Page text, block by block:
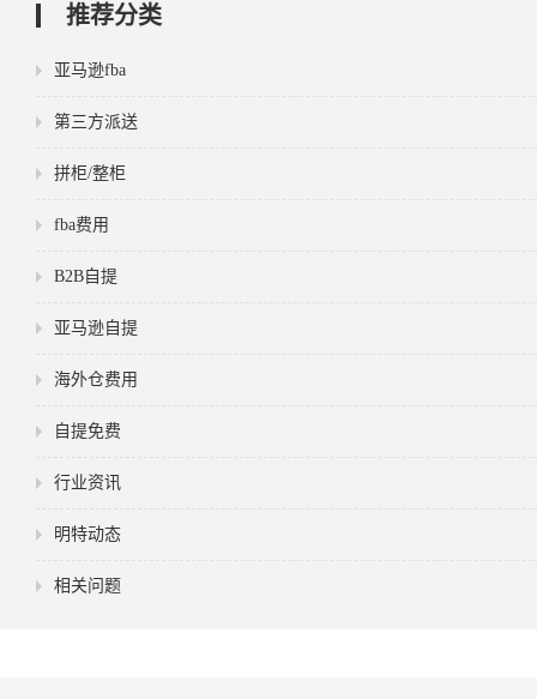
推荐分类
亚马逊fba
第三方派送
拼柜/整柜
fba费用
B2B自提
亚马逊自提
海外仓费用
自提免费
行业资讯
明特动态
相关问题